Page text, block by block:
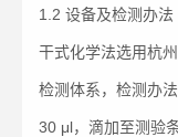
1.2 设备及检测办法
干式化学法选用杭
检测体系，检测办
30 μl，滴加至测验